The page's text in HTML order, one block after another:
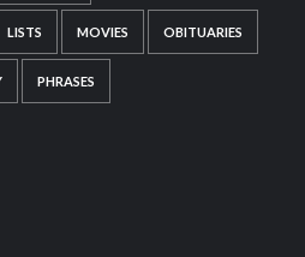
LISTS MOVIES OBITUARIES
PHRASES